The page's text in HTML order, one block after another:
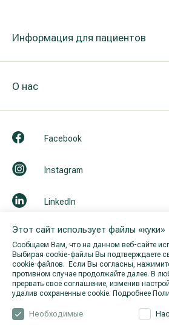
Этот сайт использует файлы «куки»
Сообщаем Вам, что на данном веб-сайте
Выбирая cookie-файлы Вы подтверждаете
cookie-файлов. Если Вы согласны,
противном случае продолжайте далее. В
прервать свое соглашение, изменив
удалив сохраненные cookie. Подробнее
Необходимые
Информация для пациентов
О нас
Facebook
Instagram
LinkedIn
Youtube